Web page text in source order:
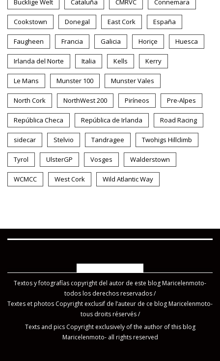
Bucklige Welt Cataluña CMRVC Connemara
Cookstown Donegal East Cork España
Faugheen Francia Galicia Horiçe Huesca
Irlanda del Norte Italia Kells Kerry
Le Mans Munster 100 Munster Vales
North Cork NorthWest 200 Piríneos Pre-Alpes
República Checa República de Irlanda Road Racing
sidecar Stelvio Tandragee Twohigs Hillclimb
Tyrol UlsterGP Vosges Walderstown
WCMCC West Cork Wild Atlantic Way
Textos y fotografías copyright del autor de este blog Maricelenmoto-
todos los derechos reservados /
Textes et photos Copyright exclusif de l’auteur de ce blog Maricelenmoto-
tous droits réservés /
Texts and pics Copyright exclusively of the author of this blog
Maricelenmoto- all rights reserved